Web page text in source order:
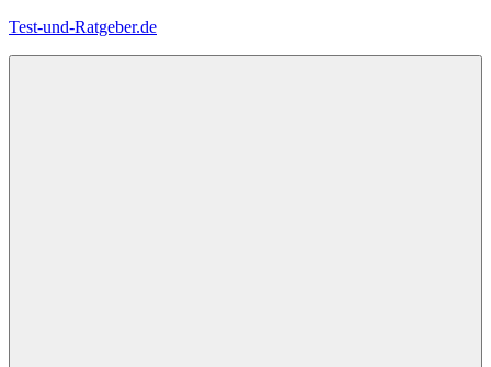
Zum
Test-und-Ratgeber.de